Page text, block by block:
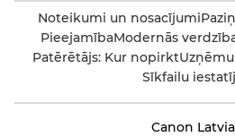
Noteikumi un nosacījumi
PieejamībaModernās
Patērētājs: Kur nopirkt
Sīkfailu
Canon Latvia